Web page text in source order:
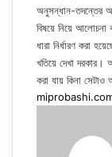
অনুসন্ধান-তদন্তের
বিষয়ে নিয়ে
ধারা নির্ধারণ করা
খতিয়ে দেখা দরকার।
করা যায় কিনা সেটাও